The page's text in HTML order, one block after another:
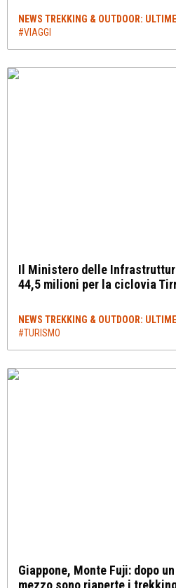
NEWS TREKKING & OUTDOOR:
#VIAGGI
Il Ministero delle
44,5 milioni per la ciclovia
NEWS TREKKING & OUTDOOR:
#TURISMO
Giappone, Monte Fuji: dopo
mezzo sono riaperte i